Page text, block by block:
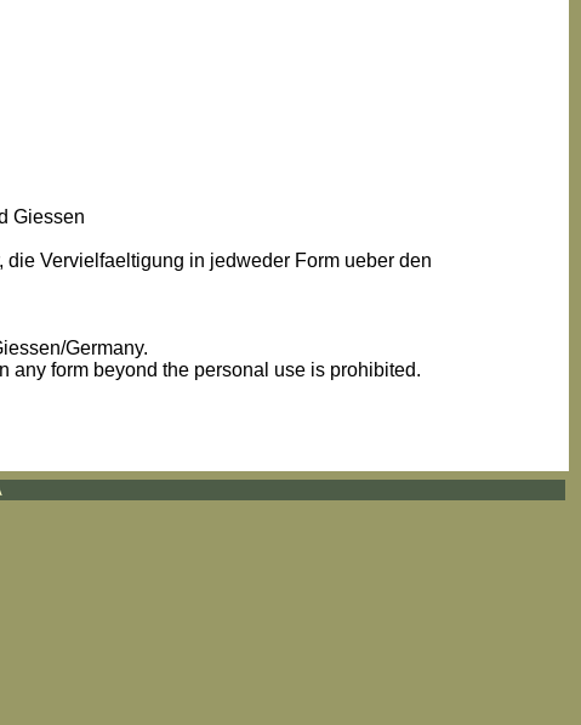
Giessen
Vervielfaeltigung in jedweder Form ueber den
Germany.
any form beyond the personal use is prohibited.